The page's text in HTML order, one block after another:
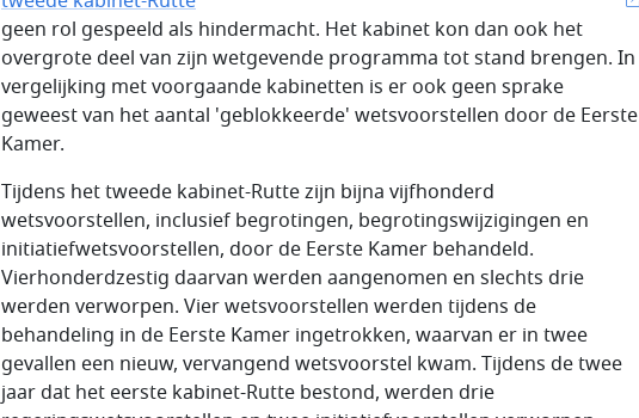
geen rol gespeeld als hindermacht. Het kabinet kon dan ook het
overgrote deel van zijn wetgevende programma tot stand brengen. In
vergelijking met voorgaande kabinetten is er ook geen sprake
geweest van het aantal 'geblokkeerde' wetsvoorstellen door de Eerste
Kamer.
Tijdens het tweede kabinet-Rutte zijn bijna vijfhonderd
wetsvoorstellen, inclusief begrotingen, begrotingswijzigingen en
initiatiefwetsvoorstellen, door de Eerste Kamer behandeld.
Vierhonderdzestig daarvan werden aangenomen en slechts drie
werden verworpen. Vier wetsvoorstellen werden tijdens de
behandeling in de Eerste Kamer ingetrokken, waarvan er in twee
gevallen een nieuw, vervangend wetsvoorstel kwam. Tijdens de twee
jaar dat het eerste kabinet-Rutte bestond, werden drie